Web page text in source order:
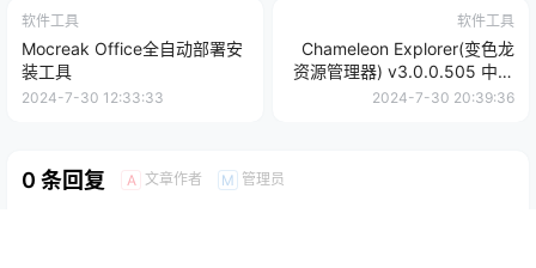
软件工具
Mocreak Office全自动部署安
装工具
2024-7-30 12:33:33
软件工具
Chameleon Explorer(变色龙
资源管理器) v3.0.0.505 中文
免费版
2024-7-30 20:39:36
0 条回复 A 文章作者 M 管理员